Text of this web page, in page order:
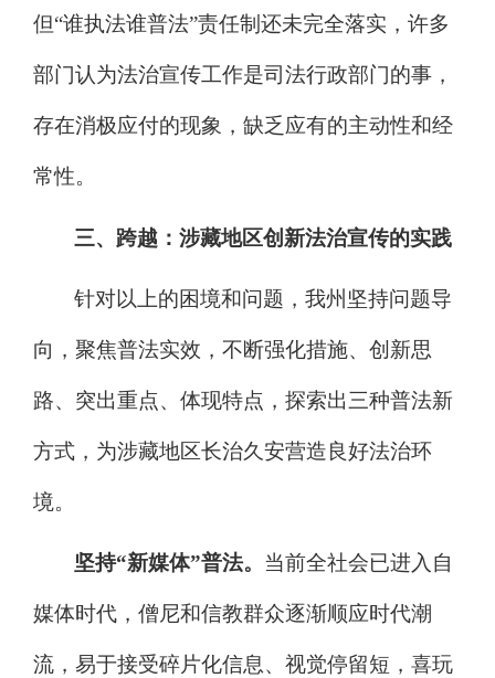
但“谁执法谁普法”责任制还未完全落实，许多
部门认为法治宣传工作是司法行政部门的事，
存在消极应付的现象，缺乏应有的主动性和经
常性。
三、跨越：涉藏地区创新法治宣传的实践
针对以上的困境和问题，我州坚持问题导
向，聚焦普法实效， 不断强化措施、创新思
路、突出重点、体现特点， 探索出三种普法新
方式， 为涉藏地区长治久安营造良好法治环
境。
坚持“新媒体”普法。 当前全社会已进入自
媒体时代，僧尼和信教群众逐渐顺应时代潮
流，易于接受碎片化信息、视觉停留短，喜玩